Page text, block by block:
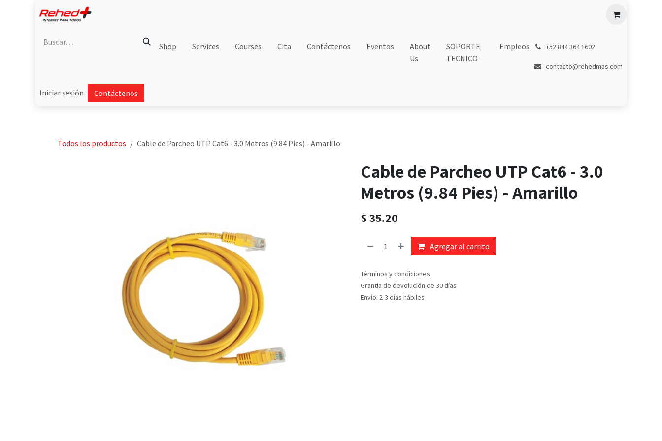
Shop Services Courses Cita Contáctenos Eventos
About
Us
SOPORTE
TECNICO
Empleos +52 844 364 1602
contacto@rehedmas.com
Iniciar sesión Contáctenos
Todos los productos Cable de Parcheo UTP Cat6 - 3.0 Metros (9.84 Pies) - Amarillo
Cable de Parcheo UTP Cat6 - 3.0
Metros (9.84 Pies) - Amarillo
$35.20
Agregar al carrito
Términos y condiciones
Grantía de devolución de 30 días
Envío: 2-3 días hábiles